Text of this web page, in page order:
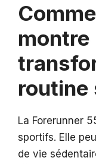
routine
La Forerunner
sportifs. Elle
de vie